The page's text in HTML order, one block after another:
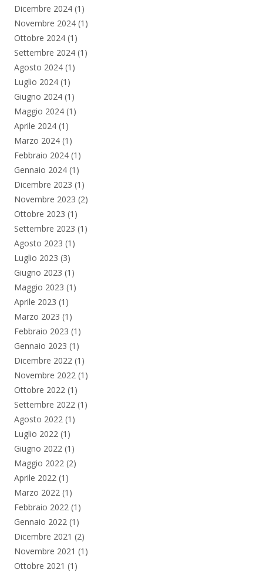
Dicembre 2024 (1)
Novembre 2024 (1)
Ottobre 2024 (1)
Settembre 2024 (1)
Agosto 2024 (1)
Luglio 2024 (1)
Giugno 2024 (1)
Maggio 2024 (1)
Aprile 2024 (1)
Marzo 2024 (1)
Febbraio 2024 (1)
Gennaio 2024 (1)
Dicembre 2023 (1)
Novembre 2023 (2)
Ottobre 2023 (1)
Settembre 2023 (1)
Agosto 2023 (1)
Luglio 2023 (3)
Giugno 2023 (1)
Maggio 2023 (1)
Aprile 2023 (1)
Marzo 2023 (1)
Febbraio 2023 (1)
Gennaio 2023 (1)
Dicembre 2022 (1)
Novembre 2022 (1)
Ottobre 2022 (1)
Settembre 2022 (1)
Agosto 2022 (1)
Luglio 2022 (1)
Giugno 2022 (1)
Maggio 2022 (2)
Aprile 2022 (1)
Marzo 2022 (1)
Febbraio 2022 (1)
Gennaio 2022 (1)
Dicembre 2021 (2)
Novembre 2021 (1)
Ottobre 2021 (1)